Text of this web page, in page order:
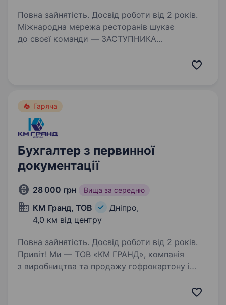
Повна зайнятість. Досвід роботи від 2 років.
Міжнародна мережа ресторанів шукає
до своєї команди — ЗАСТУПНИКА
Гаряча
Бухгалтер з первинної
документації
28 000 грн Вища за середню
КМ Гранд, ТОВ
Дніпро,
4,0 км від центру
Повна зайнятість. Досвід роботи від 2 років.
Привіт! Ми — ТОВ «КМ ГРАНД», компанія
з виробництва та продажу гофрокартону і